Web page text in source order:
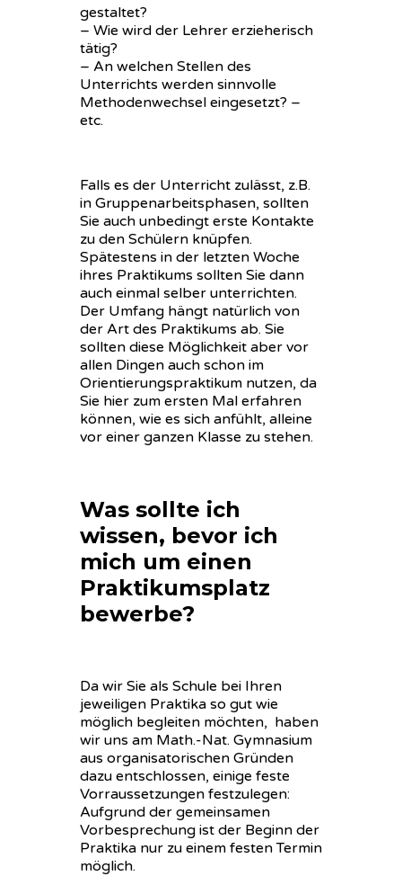
gestaltet?
– Wie wird der Lehrer erzieherisch
tätig?
– An welchen Stellen des
Unterrichts werden sinnvolle
Methodenwechsel eingesetzt? –
etc.
Falls es der Unterricht zulässt, z.B.
in Gruppenarbeitsphasen, sollten
Sie auch unbedingt erste Kontakte
zu den Schülern knüpfen.
Spätestens in der letzten Woche
ihres Praktikums sollten Sie dann
auch einmal selber unterrichten.
Der Umfang hängt natürlich von
der Art des Praktikums ab. Sie
sollten diese Möglichkeit aber vor
allen Dingen auch schon im
Orientierungspraktikum nutzen, da
Sie hier zum ersten Mal erfahren
können, wie es sich anfühlt, alleine
vor einer ganzen Klasse zu stehen.
Was sollte ich
wissen, bevor ich
mich um einen
Praktikumsplatz
bewerbe?
Da wir Sie als Schule bei Ihren
jeweiligen Praktika so gut wie
möglich begleiten möchten, haben
wir uns am Math.-Nat. Gymnasium
aus organisatorischen Gründen
dazu entschlossen, einige feste
Vorraussetzungen festzulegen:
Aufgrund der gemeinsamen
Vorbesprechung ist der Beginn der
Praktika nur zu einem festen Termin
möglich.